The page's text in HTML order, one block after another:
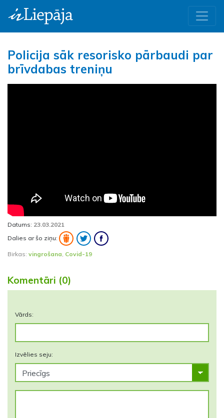
Policija sāk resorisko pārbaudi par
brīvdabas treniņu
Datums: 23.03.2021
Dalies ar šo ziņu:
Birkas: vingrošana Covid-19
Komentāri (0)
Vārds:
Izvēlies seju: